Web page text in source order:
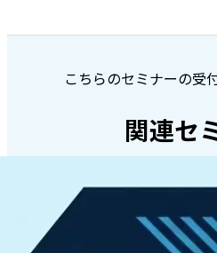
こちらのセミナーの受
関連セ